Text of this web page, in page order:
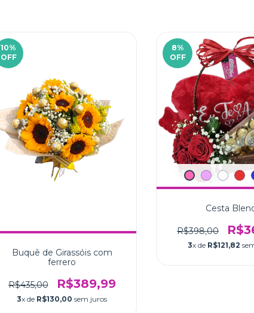
10%
OFF
Buquê de Girassóis com
ferrero
R$435,00 R$389,99
3x de R$130,00 sem juros
8%
OFF
Cesta
R$398,00
3x de R$121,82